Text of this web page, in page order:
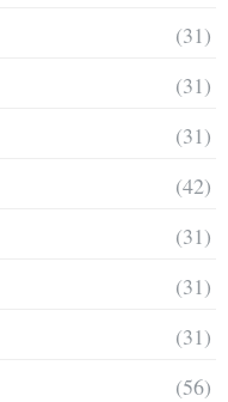
(31)
(31)
(31)
(42)
(31)
(31)
(31)
(56)